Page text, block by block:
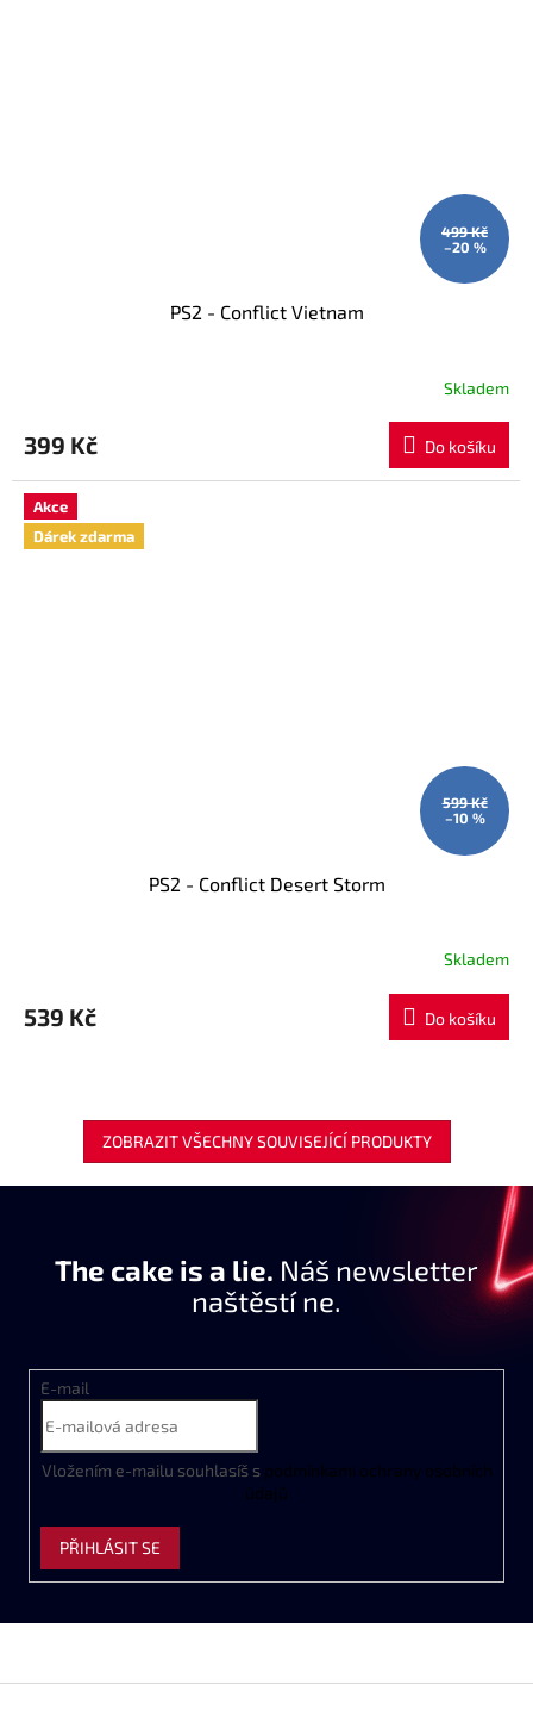
499 Kč
–20 %
PS2 - Conflict Vietnam
Skladem
399 Kč Do košíku
Akce
Dárek zdarma
599 Kč
–10 %
PS2 - Conflict Desert Storm
Skladem
539 Kč Do košíku
ZOBRAZIT VŠECHNY SOUVISEJÍCÍ PRODUKTY
The cake is a lie. Náš newsletter
naštěstí ne.
E-mail
Vložením e-mailu souhlasíš s podmínkami ochrany osobních
údajů
PŘIHLÁSIT SE